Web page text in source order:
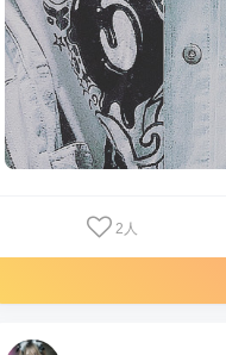
2 人